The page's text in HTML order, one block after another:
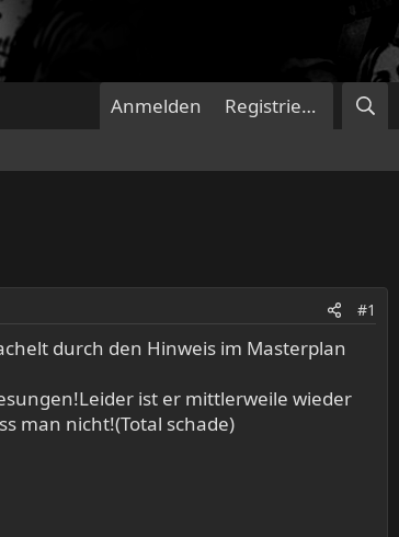
Anmelden Registrieren
#1
durch den Hinweis im Masterplan
ist er mittlerweile wieder
man nicht!(Total schade)